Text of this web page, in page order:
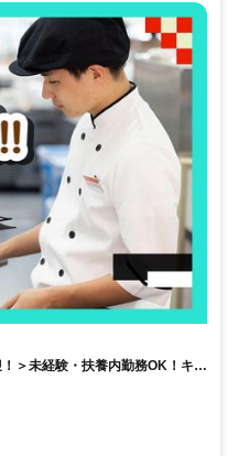
＞未経験・扶養内勤務OK！キッ
み考慮◎シフト申告は柔軟に対